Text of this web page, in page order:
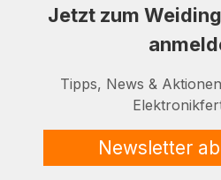
Jetzt zum
Tipps, News &
Newsletter